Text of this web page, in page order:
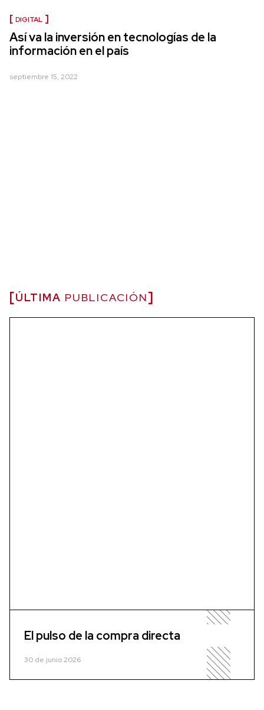
DIGITAL
Así va la inversión en tecnologías de la
información en el país
septiembre 15, 2022
ÚLTIMA PUBLICACIÓN
El pulso de la compra directa
30 de junio 2026